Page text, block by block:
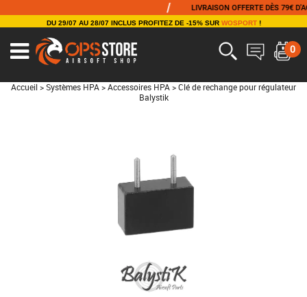
LIVRAISON OFFERTE DÈS 79€
DU 29/07 AU 28/07 INCLUS PROFITEZ DE -15% SUR WOSPORT!
0
Accueil > Systèmes HPA > Accessoires HPA > Clé de rechange pour régulateur
Balystik